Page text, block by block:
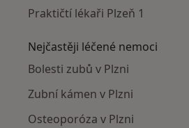
Praktičtí lékaři Plzeň 1
Nejčastěji léčené nemoci
Bolesti zubů v Plzni
Zubní kámen v Plzni
Osteoporóza v Plzni